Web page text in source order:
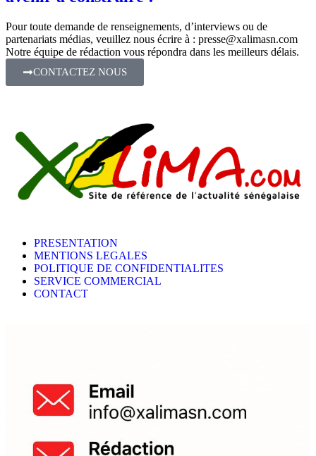
Pour toute demande de renseignements, d’interviews ou de
partenariats médias, veuillez nous écrire à : presse@xalimasn.com
Notre équipe de rédaction vous répondra dans les meilleurs délais.
CONTACTEZ NOUS
PRESENTATION
MENTIONS LEGALES
POLITIQUE DE CONFIDENTIALITES
SERVICE COMMERCIAL
CONTACT